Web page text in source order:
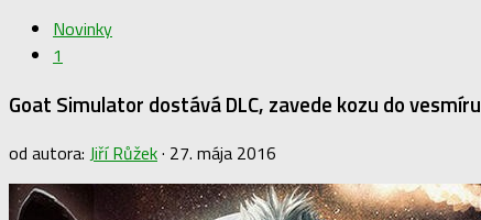
Novinky
1
Goat Simulator dostává DLC, zavede kozu do vesmíru
od autora: Jiří Růžek· 27. mája 2016